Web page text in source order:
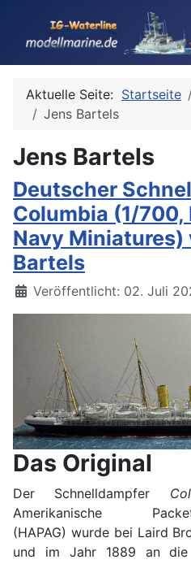
Aktuelle Seite: Startseite
Jens Bartels
Jens Bartels
Deutscher
Columbia (1/700,
Navy Miniatures)
Bartels
Details
Veröffentlicht: 02. Juli
Das Original
Der Schnelldampfer
Amerikanische
(HAPAG) wurde bei Laird
und im Jahr 1889 an die